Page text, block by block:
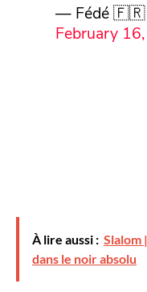
— Fédé 🇫🇷
February
À lire aussi : Slalom
dans le noir absolu